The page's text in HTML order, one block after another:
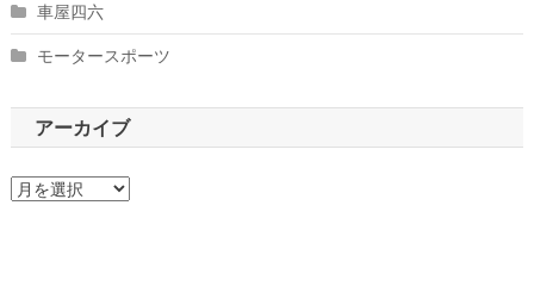
車屋四六
モータースポーツ
アーカイブ
ア